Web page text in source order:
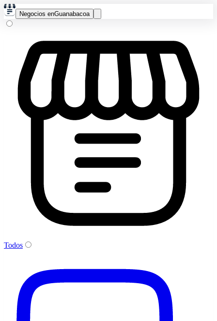
Negocios enGuanabacoa
Todos